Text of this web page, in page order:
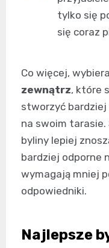
tylko się
się coraz
Co więcej,
zewnątrz, które
stworzyć
na swoim tarasie.
byliny lepiej
bardziej odporne
wymagają mniej
odpowiedniki.
Najlepsze